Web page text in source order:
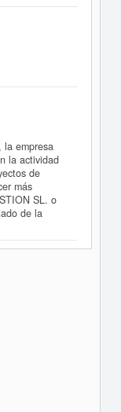
la empresa
la actividad
de
más
SL. o
de la